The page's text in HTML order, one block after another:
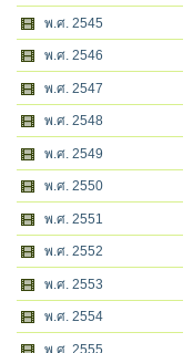
พ.ศ. 2545
พ.ศ. 2546
พ.ศ. 2547
พ.ศ. 2548
พ.ศ. 2549
พ.ศ. 2550
พ.ศ. 2551
พ.ศ. 2552
พ.ศ. 2553
พ.ศ. 2554
พ.ศ. 2555